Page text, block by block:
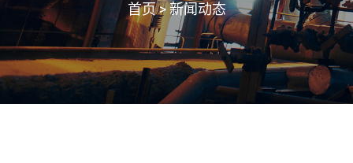
首页>新闻动态